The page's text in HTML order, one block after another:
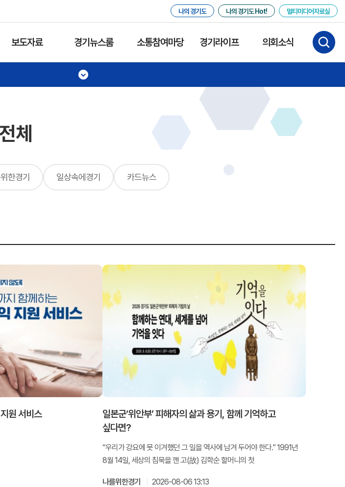
나의 경기도 나의 경기도 Hot! 멀티미디어자료실
보도자료 경기뉴스룸 소통참여마당 경기라이프 의회소식
체
한경기 일상속에경기 카드뉴스
원 서비스
일본군‘위안부’ 피해자의 삶과 용기, 함께 기억하고
싶다면?
“우리가 강요에 못 이겨했던 그 일을 역사에 남겨 두어야 한다.” 1991년
8월 14일, 세상의 침묵을 깬 고(故) 김학순 할머니의 첫
나를위한경기 2026-08-06 13:13